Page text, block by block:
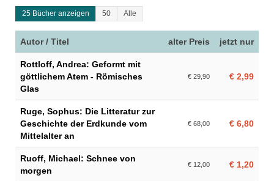
25 Bücher anzeigen 50 Alle
Autor / Titel alter Preis jetzt nur
Rottloff, Andrea: Geformt mit
göttlichem Atem - Römisches
Glas
€ 29,90 € 2,99
Ruge, Sophus: Die Litteratur zur
Geschichte der Erdkunde vom
Mittelalter an
€ 68,00 € 6,80
Ruoff, Michael: Schnee von
morgen
€ 12,00 € 1,20